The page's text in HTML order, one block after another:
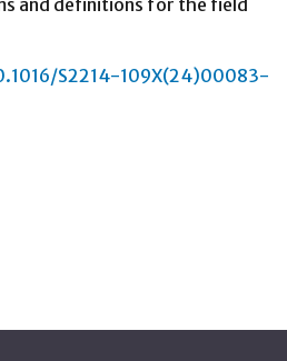
and definitions for the field
S2214-109X(24)00083-